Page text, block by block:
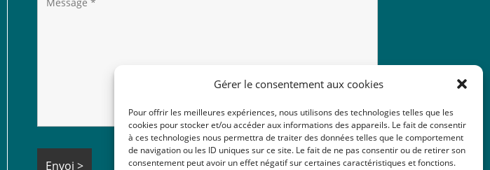
Gérer le consentement aux cookies
Pour offrir les meilleures expériences, nous utilisons des technologies telles que les
cookies pour stocker et/ou accéder aux informations des appareils. Le fait de consentir
à ces technologies nous permettra de traiter des données telles que le comportement
de navigation ou les ID uniques sur ce site. Le fait de ne pas consentir ou de retirer son
consentement peut avoir un effet négatif sur certaines caractéristiques et fonctions.